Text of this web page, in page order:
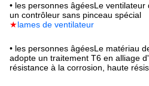
• les personnes âgéesLe ventilateur
un contrôleur sans pinceau spécial
★lames de ventilateur
• les personnes âgéesLe matériau
adopte un traitement T6 en alliage
résistance à la corrosion, haute